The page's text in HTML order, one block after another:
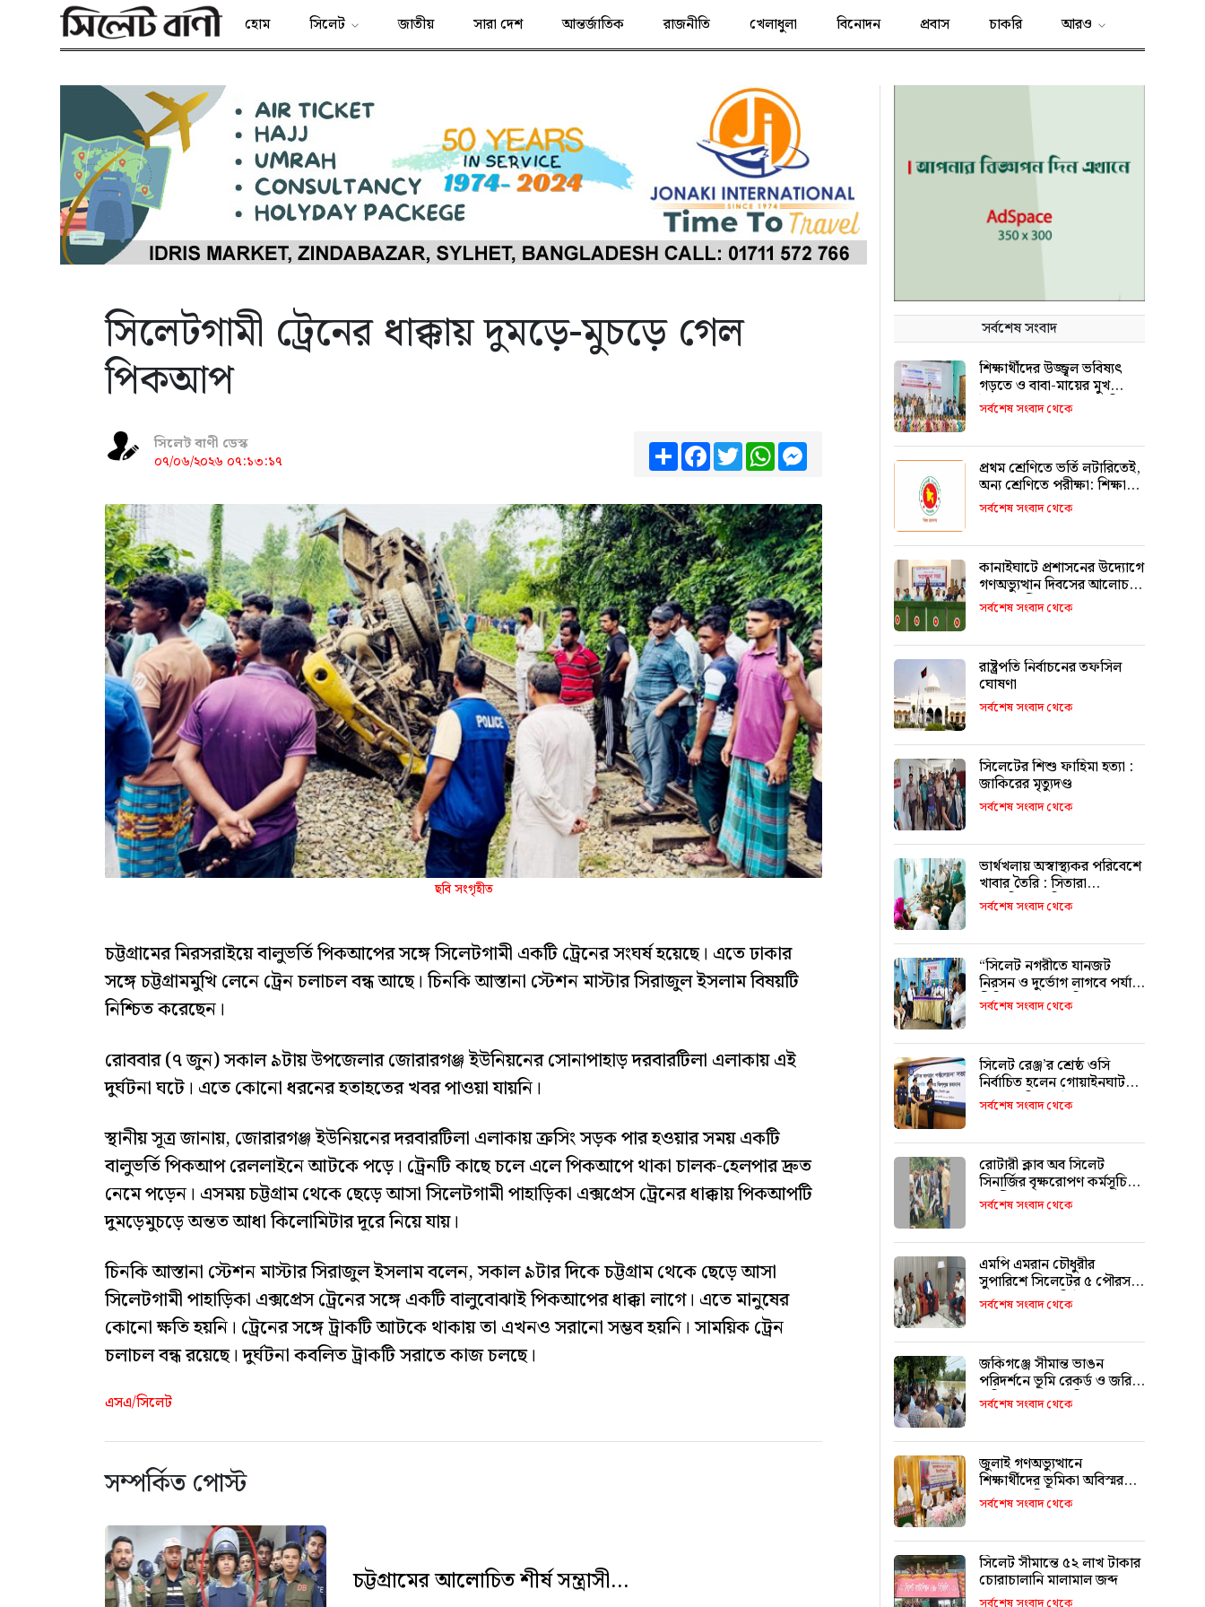
হোম সিলেট জাতীয় সারা দেশ আন্তর্জাতিক রাজনীতি খেলাধুলা বিনোদন প্রবাস চাকরি আরও
সিলেটগামী ট্রেনের ধাক্কায় দুমড়ে-মুচড়ে গেল
পিকআপ
সিলেট বাণী ডেস্ক
০৭/০৬/২০২৬ ০৭:১৩:১৭
ShareFacebook
TwitterWhatsApp
ছবি সংগৃহীত
চট্টগ্রামের মিরসরাইয়ে বালুভর্তি পিকআপের সঙ্গে সিলেটগামী একটি ট্রেনের সংঘর্ষ হয়েছে। এতে ঢাকার
সঙ্গে চট্টগ্রামমুখি লেনে ট্রেন চলাচল বন্ধ আছে। চিনকি আস্তানা স্টেশন মাস্টার সিরাজুল ইসলাম বিষয়টি
নিশ্চিত করেছেন।
রোববার (৭ জুন) সকাল ৯টায় উপজেলার জোরারগঞ্জ ইউনিয়নের সোনাপাহাড় দরবারটিলা এলাকায় এই
দুর্ঘটনা ঘটে। এতে কোনো ধরনের হতাহতের খবর পাওয়া যায়নি।
স্থানীয় সূত্র জানায়, জোরারগঞ্জ ইউনিয়নের দরবারটিলা এলাকায় ক্রসিং সড়ক পার হওয়ার সময় একটি
বালুভর্তি পিকআপ রেললাইনে আটকে পড়ে। ট্রেনটি কাছে চলে এলে পিকআপে থাকা চালক-হেলপার দ্রুত
নেমে পড়েন। এসময় চট্টগ্রাম থেকে ছেড়ে আসা সিলেটগামী পাহাড়িকা এক্সপ্রেস ট্রেনের ধাক্কায় পিকআপটি
দুমড়েমুচড়ে অন্তত আধা কিলোমিটার দূরে নিয়ে যায়।
চিনকি আস্তানা স্টেশন মাস্টার সিরাজুল ইসলাম বলেন, সকাল ৯টার দিকে চট্টগ্রাম থেকে ছেড়ে আসা
সিলেটগামী পাহাড়িকা এক্সপ্রেস ট্রেনের সঙ্গে একটি বালুবোঝাই পিকআপের ধাক্কা লাগে। এতে মানুষের
কোনো ক্ষতি হয়নি। ট্রেনের সঙ্গে ট্রাকটি আটকে থাকায় তা এখনও সরানো সম্ভব হয়নি। সাময়িক ট্রেন
চলাচল বন্ধ রয়েছে। দুর্ঘটনা কবলিত ট্রাকটি সরাতে কাজ চলছে।
এসএ/সিলেট
সম্পর্কিত পোস্ট
চট্টগ্রামের আলোচিত শীর্ষ সন্ত্রাসী...
সর্বশেষ সংবাদ
শিক্ষার্থীদের উজ্জ্বল ভবিষ্যৎ
গড়তে ও বাবা-মায়ের মুখ
উজ্জ্বল করতে কার্যকর ভূমিকা
রাখবে : কয়েস লোদী
সর্বশেষ সংবাদ থেকে
প্রথম শ্রেণিতে ভর্তি লটারিতেই,
অন্য শ্রেণিতে পরীক্ষা: শিক্ষা
মন্ত্রণালয়
সর্বশেষ সংবাদ থেকে
কানাইঘাটে প্রশাসনের উদ্যোগে
গণঅভ্যুত্থান দিবসের আলোচনা
সভা অনুষ্ঠিত
সর্বশেষ সংবাদ থেকে
রাষ্ট্রপতি নির্বাচনের তফসিল
ঘোষণা
সর্বশেষ সংবাদ থেকে
সিলেটের শিশু ফাহিমা হত্যা :
জাকিরের মৃত্যুদণ্ড
সর্বশেষ সংবাদ থেকে
ভার্থখলায় অস্বাস্থ্যকর পরিবেশে
খাবার তৈরি : সিতারা
বেকারিকে জরিমানা
সর্বশেষ সংবাদ থেকে
“সিলেট নগরীতে যানজট
নিরসন ও দুর্ভোগ লাগবে পর্যাপ্ত
সিটি বাস চালুর দাবি”
সর্বশেষ সংবাদ থেকে
সিলেট রেঞ্জ’র শ্রেষ্ঠ ওসি
নির্বাচিত হলেন গোয়াইনঘাট
থানার অফিসার ইনচার্জ ওমর
ফারুক মোড়ল
সর্বশেষ সংবাদ থেকে
রোটারী ক্লাব অব সিলেট
সিনার্জির বৃক্ষরোপণ কর্মসূচি
অনুষ্ঠিত
সর্বশেষ সংবাদ থেকে
এমপি এমরান চৌধুরীর
সুপারিশে সিলেটের ৫ পৌরসভা
পাচ্ছে ৫ শ কোটি টাকা
সর্বশেষ সংবাদ থেকে
জকিগঞ্জে সীমান্ত ভাঙন
পরিদর্শনে ভূমি রেকর্ড ও জরিপ
অধিদপ্তরের মহাপরিচালক
সর্বশেষ সংবাদ থেকে
জুলাই গণঅভ্যুত্থানে
শিক্ষার্থীদের ভূমিকা অবিস্মরণীয়
: এম এ মালিক
সর্বশেষ সংবাদ থেকে
সিলেট সীমান্তে ৫২ লাখ টাকার
চোরাচালানি মালামাল জব্দ